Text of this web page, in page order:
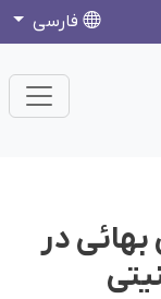
فارسی
در